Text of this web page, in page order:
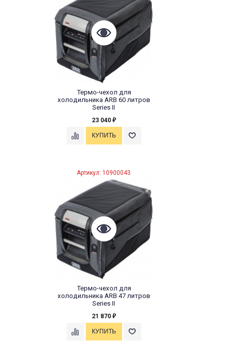
Термо-чехол для
холодильника ARB 60 литров
Series II
23 040 ₽
Артикул: 10900043
Термо-чехол для
холодильника ARB 47 литров
Series II
21 870 ₽